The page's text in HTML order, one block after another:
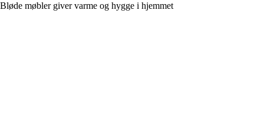
Bløde møbler giver varme og hygge i hjemmet